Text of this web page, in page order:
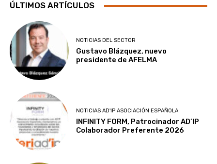
ÚLTIMOS ARTÍCULOS
NOTICIAS DEL SECTOR
Gustavo Blázquez, nuevo
presidente de AFELMA
NOTICIAS AD'IP ASOCIACIÓN ESPAÑOLA
INFINITY FORM, Patrocinador AD’IP
Colaborador Preferente 2026